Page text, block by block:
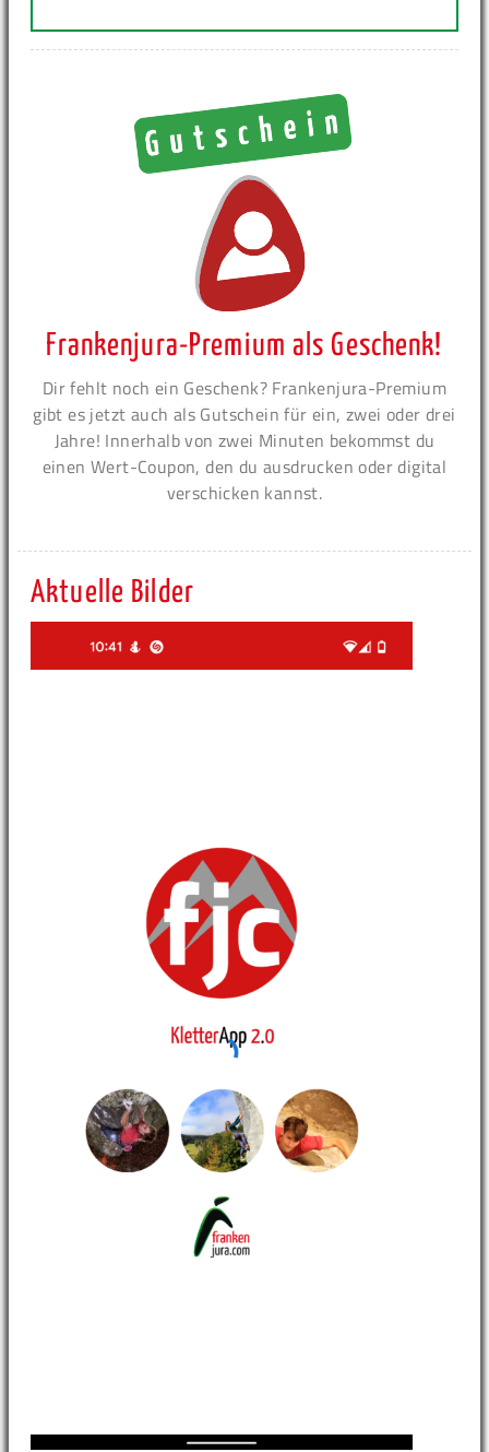
Frankenjura-Premium als Geschenk!
Dir fehlt noch ein Geschenk? Frankenjura-Premium
gibt es jetzt auch als Gutschein für ein, zwei oder drei
Jahre! Innerhalb von zwei Minuten bekommst du
einen Wert-Coupon, den du ausdrucken oder digital
verschicken kannst.
Aktuelle Bilder